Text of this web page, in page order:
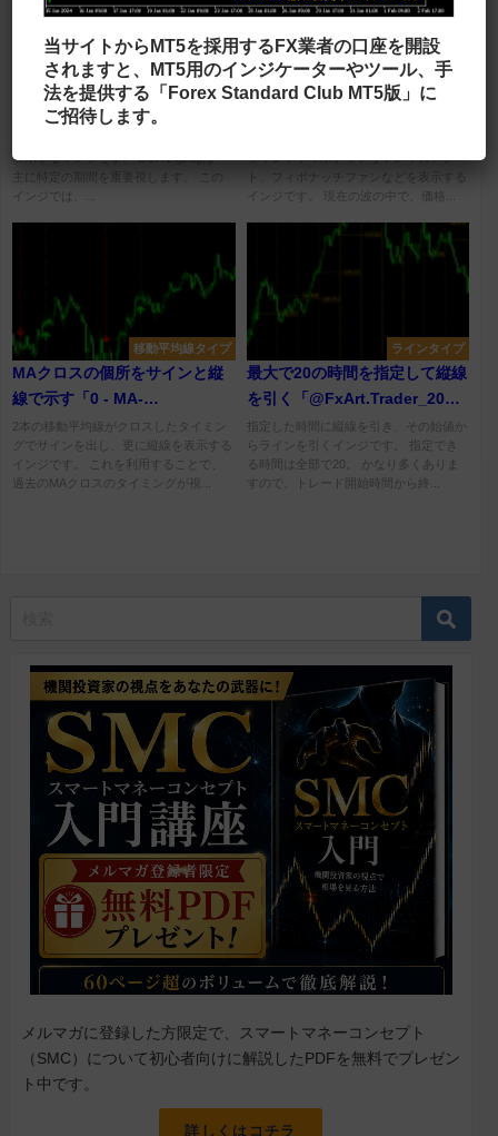
ジグザグ系
Boa ZigZagを2つ表示する
「Boa_ZigZag_Arrows_Duplex」
表示するインジです。 BOA zigzagは、
主に特定の期間を重要視します。 この
インジでは、...
ジグザグ系
ジグザグを利用してフィボナッ
ラインやフィボナッチリトレイスメン
ト、フィボナッチファンなどを表示する
インジです。 現在の波の中で、価格...
移動平均線タイプ
MAクロスの個所をサインと縦
線で示す「0 - MA-
Crossover_Alert_VLines」
2本の移動平均線がクロスしたタイミン
グでサインを出し、更に縦線を表示する
インジです。 これを利用することで、
過去のMAクロスのタイミングが視...
ラインタイプ
最大で20の時間を指定して縦線
を引く「@FxArt.Trader_20
different opening times」
指定した時間に縦線を引き、その始値か
らラインを引くインジです。 指定でき
る時間は全部で20。 かなり多くありま
すので、トレード開始時間から終...
メルマガに登録した方限定で、スマートマネーコンセプト
（SMC）について初心者向けに解説したPDFを無料でプレゼン
ト中です。
詳しくはコチラ
当サイトからMT5を採用するFX業者の口座を開設
されますと、MT5用のインジケーターやツール、手
法を提供する「Forex Standard Club MT5版」に
ご招待します。